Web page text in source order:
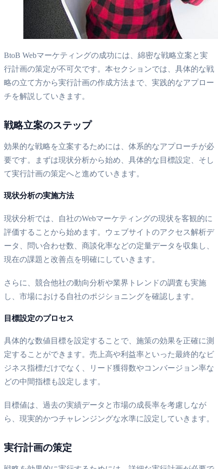
BtoB Webマーケティングの成功には、綿密な戦略立案と実
行計画の策定が不可欠です。本セクションでは、具体的な戦
略の立て方から実行計画の作成方法まで、実践的なアプロー
チを解説していきます。
戦略立案のステップ
効果的な戦略を立案するためには、体系的なアプローチが必
要です。まずは現状分析から始め、具体的な目標設定、そし
て実行計画の策定へと進めていきます。
現状分析の実施方法
現状分析では、自社のWebマーケティングの現状を客観的に
評価することから始めます。ウェブサイトのアクセス解析デ
ータ、問い合わせ数、商談化率などの定量データを収集し、
現在の課題と改善点を明確にしていきます。
さらに、競合他社の動向分析や業界トレンドの調査も実施
し、市場における自社のポジショニングを確認します。
目標設定のプロセス
具体的な数値目標を設定することで、施策の効果を正確に測
定することができます。売上高や利益率といった最終的なビ
ジネス指標だけでなく、リード獲得数やコンバージョン率な
どの中間指標も設定します。
目標値は、過去の実績データと市場の成長率を考慮しなが
ら、現実的かつチャレンジングな水準に設定していきます。
実行計画の策定